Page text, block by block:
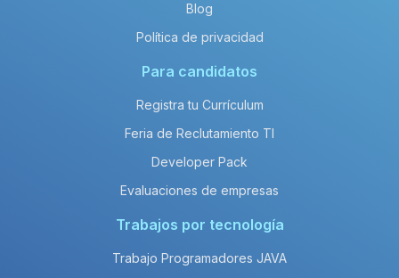
Blog
Política de privacidad
Para candidatos
Registra tu Currículum
Feria de Reclutamiento TI
Developer Pack
Evaluaciones de empresas
Trabajos por tecnología
Trabajo Programadores JAVA